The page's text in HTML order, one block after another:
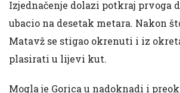
Izjednačenje dolazi potkraj prvoga
ubacio na desetak metara. Nakon
Matavž se stigao okrenuti i iz
plasirati u lijevi kut.
Mogla je Gorica u nadoknadi i